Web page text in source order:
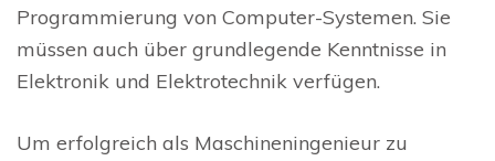
Programmierung von Computer-Systemen. Sie
müssen auch über grundlegende Kenntnisse in
Elektronik und Elektrotechnik verfügen.
Um erfolgreich als Maschineningenieur zu